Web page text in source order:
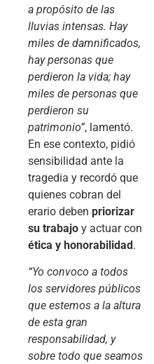
a propósito de las
lluvias intensas. Hay
miles de damnificados,
hay personas que
perdieron la vida; hay
miles de personas que
perdieron su
patrimonio”, lamentó.
En ese contexto, pidió
sensibilidad ante la
tragedia y recordó que
quienes cobran del
erario deben priorizar
su trabajo y actuar con
ética y honorabilidad.
“Yo convoco a todos
los servidores públicos
que estemos a la altura
de esta gran
responsabilidad, y
sobre todo que seamos